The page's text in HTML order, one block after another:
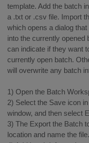
template. Add the batch
a .txt or .csv file. Import
which opens a dialog
into the currently opened
can indicate if they want
currently open batch.
will overwrite any batch
1) Open the Batch
2) Select the Save icon
window, and then select
3) The Export the Batch
location and name the file.